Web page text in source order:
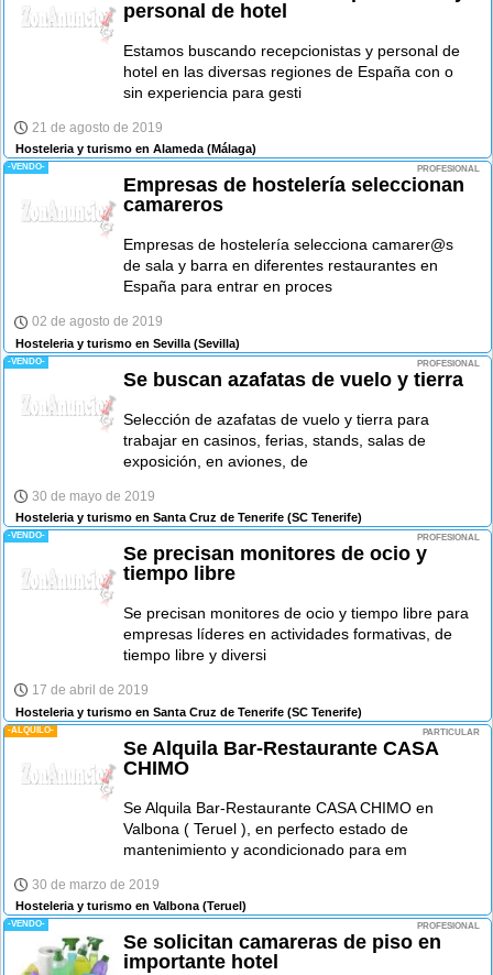
personal de hotel
Estamos buscando recepcionistas y personal de
hotel en las diversas regiones de España con o
sin experiencia para gesti
21 de agosto de 2019
Hosteleria y turismo en Alameda(Málaga)
-VENDO- PROFESIONAL
Empresas de hostelería seleccionan
camareros
Empresas de hostelería selecciona camarer@s
de sala y barra en diferentes restaurantes en
España para entrar en proces
02 de agosto de 2019
Hosteleria y turismo en Sevilla (Sevilla)
-VENDO- PROFESIONAL
Se buscan azafatas de vuelo y tierra
Selección de azafatas de vuelo y tierra para
trabajar en casinos, ferias, stands, salas de
exposición, en aviones, de
30 de mayo de 2019
Hosteleria y turismo en Santa Cruz de Tenerife (SC Tenerife)
-VENDO- PROFESIONAL
Se precisan monitores de ocio y
tiempo libre
Se precisan monitores de ocio y tiempo libre para
empresas líderes en actividades formativas, de
tiempo libre y diversi
17 de abril de 2019
Hosteleria y turismo en Santa Cruz de Tenerife (SC Tenerife)
-ALQUILO- PARTICULAR
Se Alquila Bar-Restaurante CASA
CHIMO
Se Alquila Bar-Restaurante CASA CHIMO en
Valbona ( Teruel ), en perfecto estado de
mantenimiento y acondicionado para em
30 de marzo de 2019
Hosteleria y turismo en Valbona (Teruel)
-VENDO- PROFESIONAL
Se solicitan camareras de piso en
importante hotel